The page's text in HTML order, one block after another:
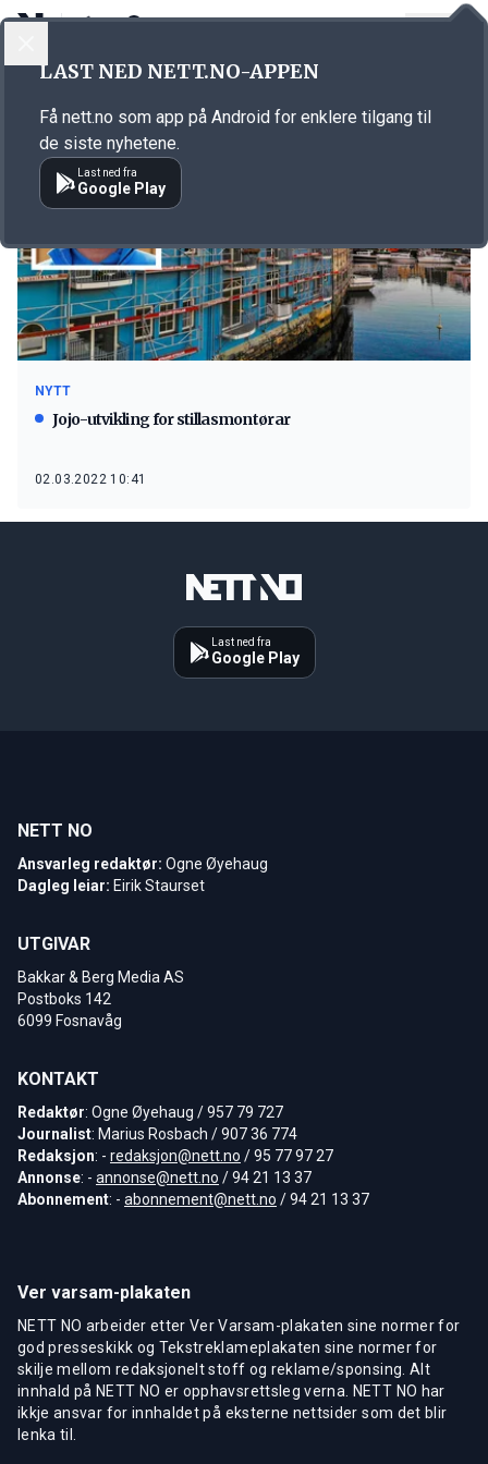
Emne: Stillasmontering
NYTT
Jojo-utvikling for stillasmontørar
02.03.2022 10:41
Last ned fra
Google Play
NETT NO
Ansvarleg redaktør: Ogne Øyehaug
Dagleg leiar: Eirik Staurset
UTGIVAR
Bakkar & Berg Media AS
Postboks 142
6099 Fosnavåg
KONTAKT
Redaktør: Ogne Øyehaug / 957 79 727
Journalist: Marius Rosbach / 907 36 774
Redaksjon: - redaksjon@nett.no / 95 77 97 27
Annonse: - annonse@nett.no / 94 21 13 37
Abonnement: - abonnement@nett.no / 94 21 13 37
Ver varsam-plakaten
NETT NO arbeider etter Ver Varsam-plakaten sine normer for
god presseskikk og Tekstreklameplakaten sine normer for
skilje mellom redaksjonelt stoff og reklame/sponsing. Alt
innhald på NETT NO er opphavsrettsleg verna. NETT NO har
ikkje ansvar for innhaldet på eksterne nettsider som det blir
lenka til.
LAST NED NETT.NO-APPEN
Få nett.no som app på Android for enklere tilgang til
de siste nyhetene.
Last ned fra
Google Play